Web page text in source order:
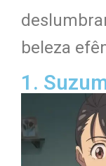
beleza
1.